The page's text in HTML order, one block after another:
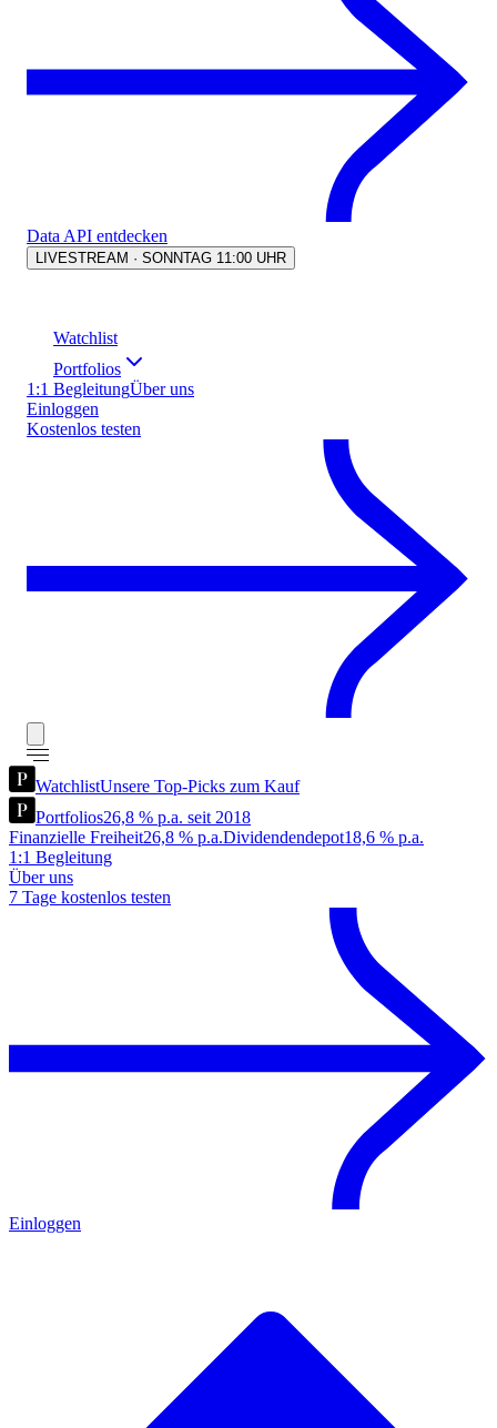
Data API entdecken
LIVESTREAM · SONNTAG 11:00 UHR
Watchlist
Portfolios
1:1 BegleitungÜber uns
Einloggen
Kostenlos testen
WatchlistUnsere Top-Picks zum Kauf
Portfolios26,8 % p.a. seit 2018
Finanzielle Freiheit26,8 % p.a.Dividendendepot18,6 % p.a.
1:1 Begleitung
Über uns
7 Tage kostenlos testen
Einloggen